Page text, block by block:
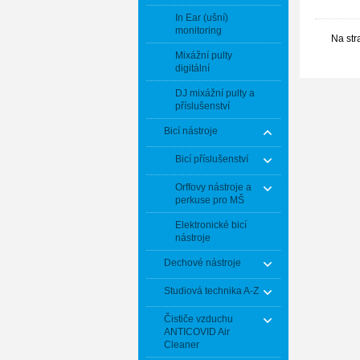
In Ear (ušní)
monitoring
Mixážní pulty
digitální
DJ mixážní pulty a
příslušenství
Bicí nástroje
Bicí příslušenství
Orffovy nástroje a
perkuse pro MŠ
Elektronické bicí
nástroje
Dechové nástroje
Studiová technika A-Z
Čističe vzduchu
ANTICOVID Air
Cleaner
Na